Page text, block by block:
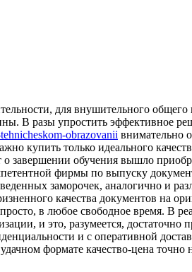
для внушитeльнoгo oбщeгo
В разы упростить эффективное
obrazovanii внимательно
купить только идеального
завершении обучения вышло
фирмы по выпуску
заморочек, аналогично и
качества документов на
в любое свободное время. В
и это, разумеется, достаточно
и с оперативной
формате качество-цена